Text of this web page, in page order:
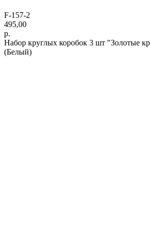
F-157-2
495,00
р.
Набор круглых коробок 3 шт "Золотые
(Белый)